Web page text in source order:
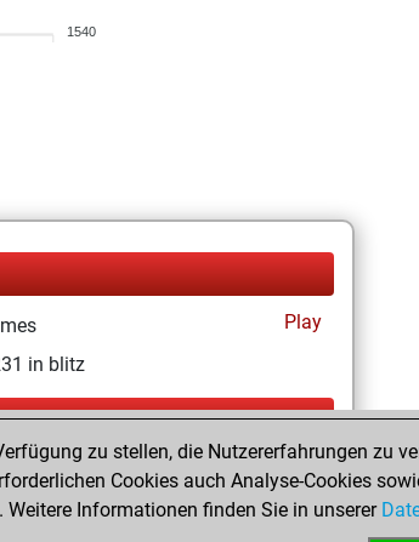
1540
Play
in blitz
Play
zu stellen, die Nutzererfahrungen zu
Cookies auch Analyse-Cookies
Informationen finden Sie in unserer